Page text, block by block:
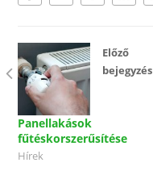
Előző
bejegyzés
Panellakások
fűtéskorszerűsítése
Hírek